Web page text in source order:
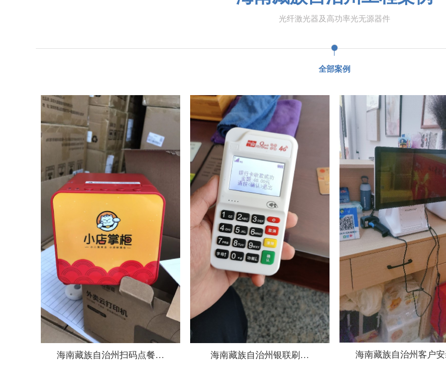
光纤激光器及高功率光无源器件
全部案例
海南藏族自治州扫码点餐后
海南藏族自治州银联刷卡
海南藏族自治州客户